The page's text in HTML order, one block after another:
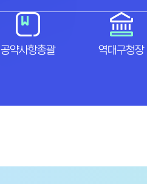
공약사항총괄 역대구청장